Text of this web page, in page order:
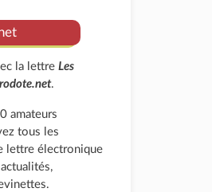
la lettreLes
.
amateurs
tous les
lettre électronique